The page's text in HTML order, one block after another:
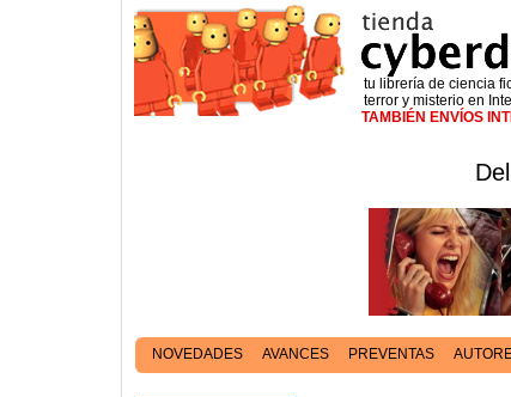
tu librería de ciencia
terror y misterio en
TAMBIÉN ENVÍOS
NOVEDADES AVANCES PREVENTAS